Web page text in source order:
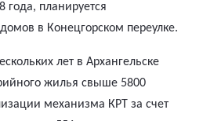
года, планируется
в Конецгорском переулке.
лет в Архангельске
жилья свыше 5800
механизма КРТ за счет